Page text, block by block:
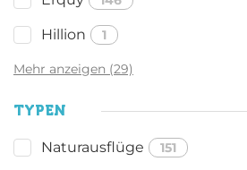
Hillion 1
Mehr anzeigen (29)
TYPEN
Naturausflüge 151